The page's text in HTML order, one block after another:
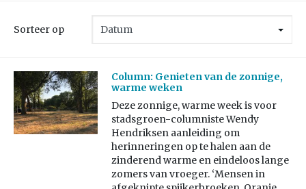
Sorteer op
Column: Genieten van de zonnige,
warme weken
Deze zonnige, warme week is voor
stadsgroen-columniste Wendy
Hendriksen aanleiding om
herinneringen op te halen aan de
zinderend warme en eindeloos lange
zomers van vroeger. ‘Mensen in